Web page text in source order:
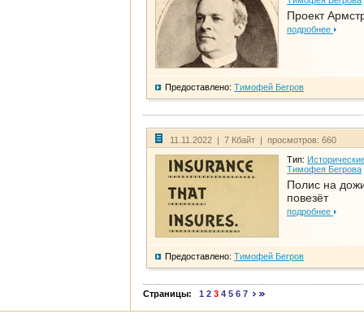
Проект
подробнее
Предоставлено: Тимофей Бегров
11.11.2022 | 7 Кбайт | просмотров: 660
Тип:
Тимофея Бегрова
Полис на
повезёт
подробнее
Предоставлено: Тимофей Бегров
Страницы: 1 2 3 4 5 6 7